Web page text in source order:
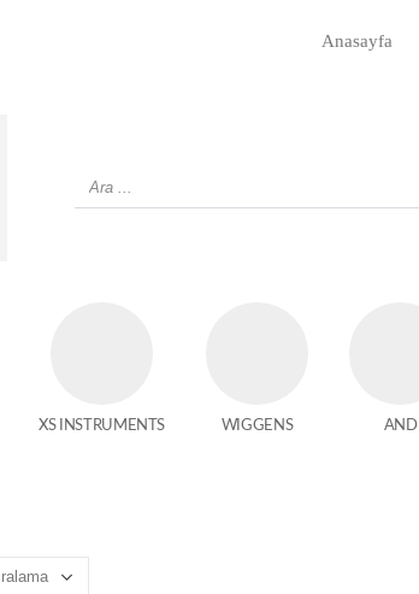
Anasayfa
XS INSTRUMENTS WIGGENS AND